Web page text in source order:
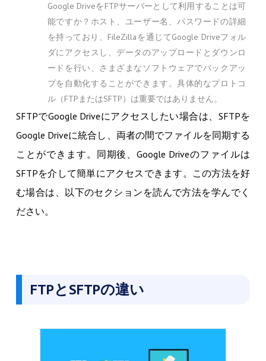
Google DriveをFTPサーバーとして利用することは可
能ですか？ホスト、ユーザー名、パスワードの詳細
を持っており、FileZillaを通じてGoogle Driveフォル
ダにアクセスし、データのアップロードとダウンロ
ードを行い、さまざまなソフトウェアでバックアッ
プを自動化することができます。具体的なプロトコ
ル（FTPまたはSFTP）は重要ではありません。
SFTPでGoogle Driveにアクセスしたい場合は、SFTPを
Google Driveに統合し、両者の間でファイルを同期する
ことができます。同期後、Google Driveのファイルは
SFTPを介して簡単にアクセスできます。この方法を好
む場合は、以下のセクションを読んで方法を学んでく
ださい。
FTPとSFTPの違い